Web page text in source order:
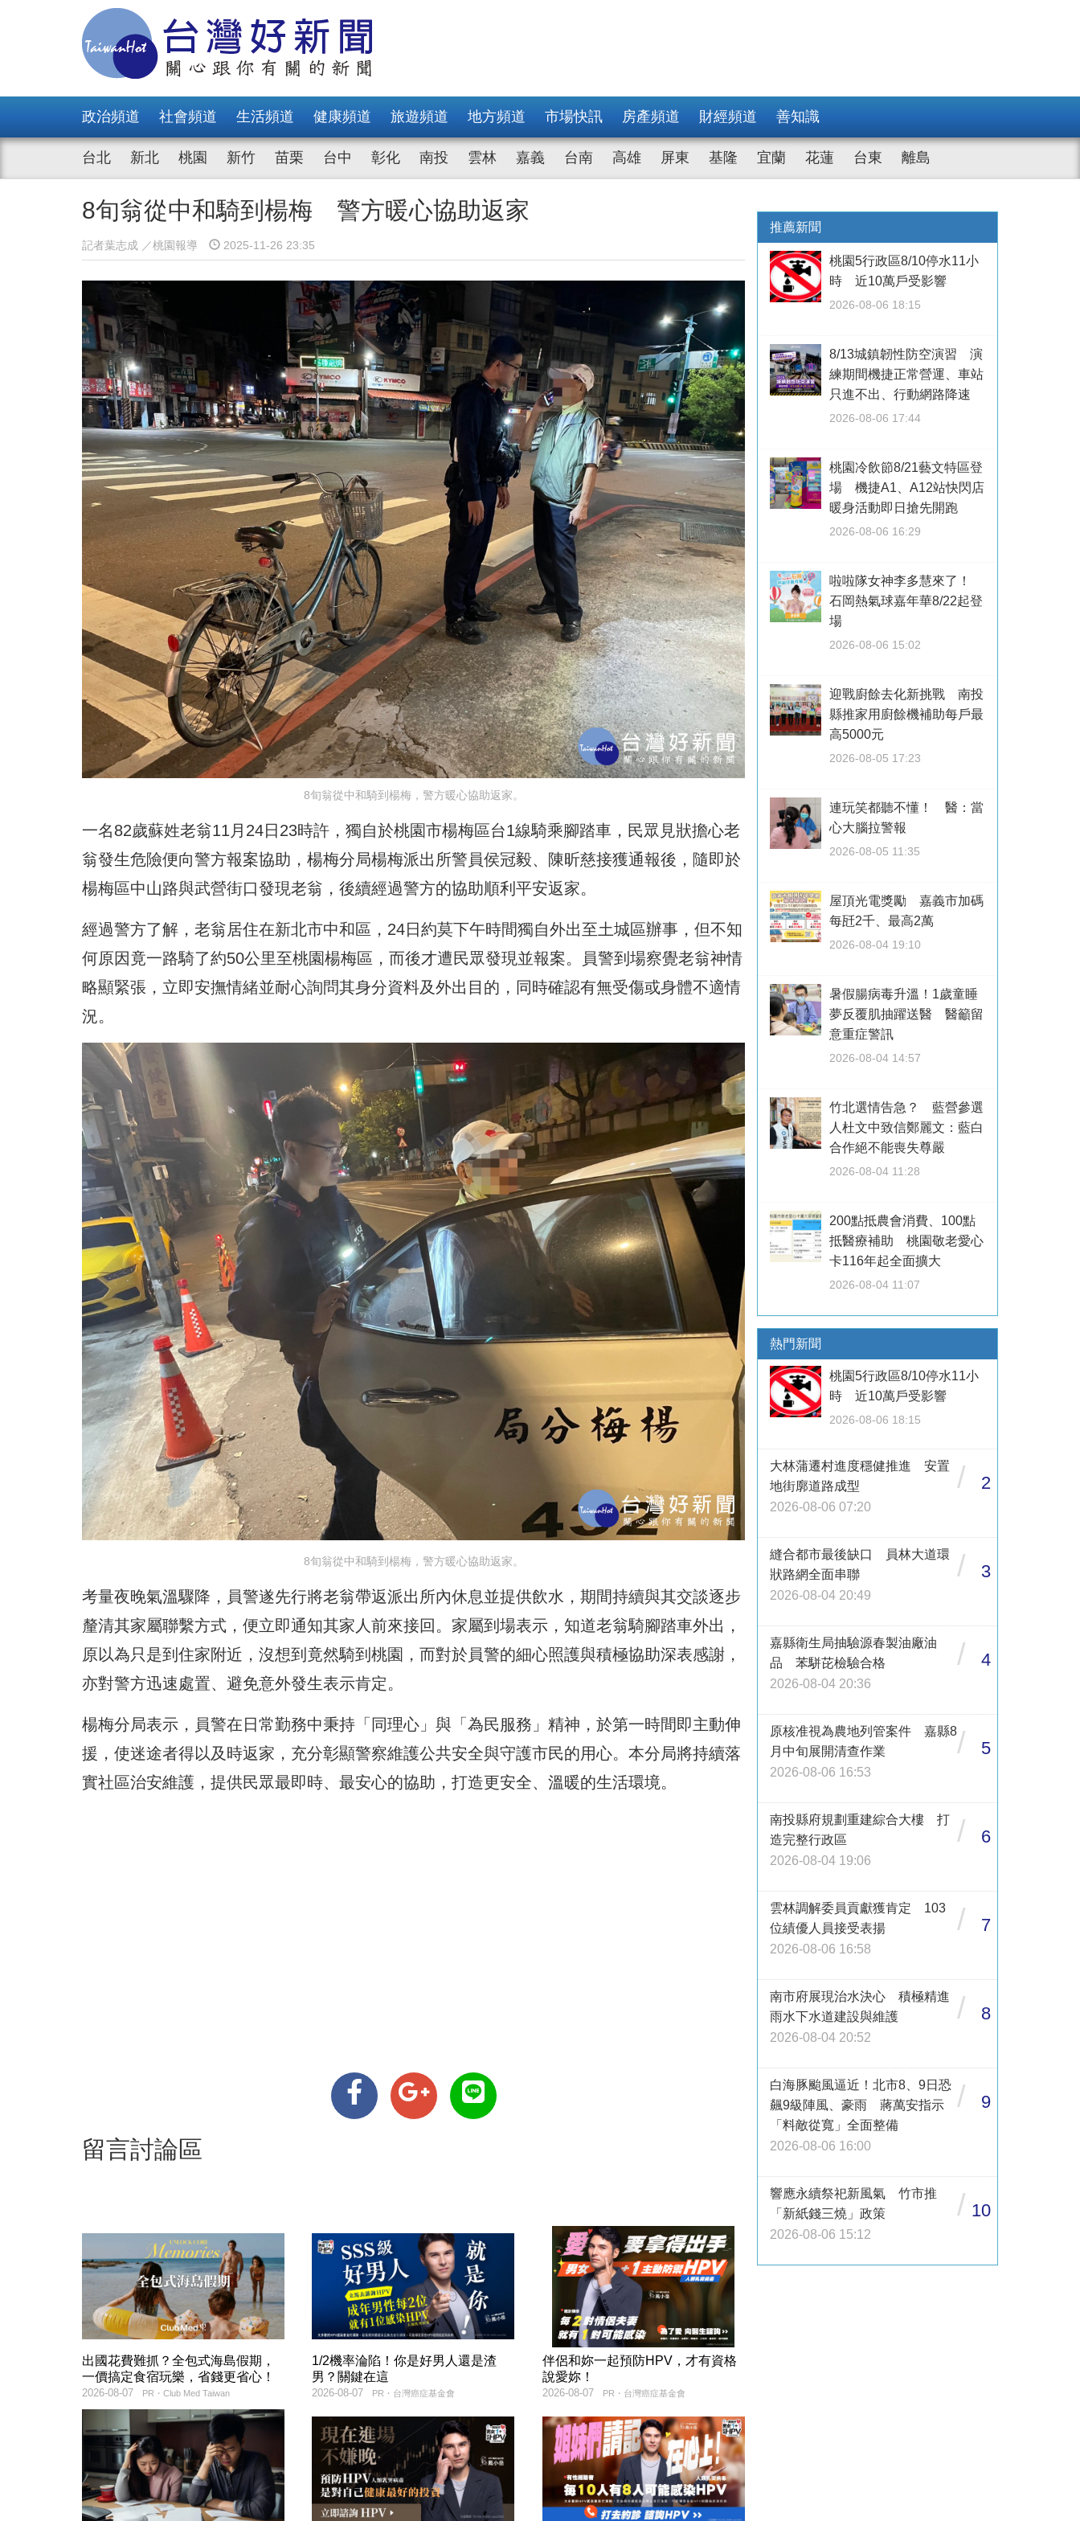
政治頻道 社會頻道 生活頻道 健康頻道 旅遊頻道 地方頻道 市場快訊 房產頻道 財經頻道 善知識
台北 新北 桃園 新竹 苗栗 台中 彰化 南投 雲林 嘉義 台南 高雄 屏東 基隆 宜蘭 花蓮 台東 離島
8旬翁從中和騎到楊梅 警方暖心協助返家
記者葉志成 ／桃園報導 2025-11-26 23:35
8旬翁從中和騎到楊梅，警方暖心協助返家。
一名82歲蘇姓老翁11月24日23時許，獨自於桃園市楊梅區台1線騎乘腳踏車，民眾見狀擔心老
翁發生危險便向警方報案協助，楊梅分局楊梅派出所警員侯冠毅、陳昕慈接獲通報後，隨即於
楊梅區中山路與武營街口發現老翁，後續經過警方的協助順利平安返家。
經過警方了解，老翁居住在新北市中和區，24日約莫下午時間獨自外出至土城區辦事，但不知
何原因竟一路騎了約50公里至桃園楊梅區，而後才遭民眾發現並報案。員警到場察覺老翁神情
略顯緊張，立即安撫情緒並耐心詢問其身分資料及外出目的，同時確認有無受傷或身體不適情
況。
8旬翁從中和騎到楊梅，警方暖心協助返家。
考量夜晚氣溫驟降，員警遂先行將老翁帶返派出所內休息並提供飲水，期間持續與其交談逐步
釐清其家屬聯繫方式，便立即通知其家人前來接回。家屬到場表示，知道老翁騎腳踏車外出，
原以為只是到住家附近，沒想到竟然騎到桃園，而對於員警的細心照護與積極協助深表感謝，
亦對警方迅速處置、避免意外發生表示肯定。
楊梅分局表示，員警在日常勤務中秉持「同理心」與「為民服務」精神，於第一時間即主動伸
援，使迷途者得以及時返家，充分彰顯警察維護公共安全與守護市民的用心。本分局將持續落
實社區治安維護，提供民眾最即時、最安心的協助，打造更安全、溫暖的生活環境。
留言討論區
出國花費難抓？全包式海島假期，
一價搞定食宿玩樂，省錢更省心！
PR・Club Med Taiwan
2026-08-07
1/2機率淪陷！你是好男人還是渣
男？關鍵在這
PR・台灣癌症基金會
2026-08-07
伴侶和妳一起預防HPV，才有資格
說愛妳！
PR・台灣癌症基金會
2026-08-07
推薦新聞
桃園5行政區8/10停水11小
時 近10萬戶受影響
2026-08-06 18:15
8/13城鎮韌性防空演習 演
練期間機捷正常營運、車站
只進不出、行動網路降速
2026-08-06 17:44
桃園冷飲節8/21藝文特區登
場 機捷A1、A12站快閃店
暖身活動即日搶先開跑
2026-08-06 16:29
啦啦隊女神李多慧來了！
石岡熱氣球嘉年華8/22起登
場
2026-08-06 15:02
迎戰廚餘去化新挑戰 南投
縣推家用廚餘機補助每戶最
高5000元
2026-08-05 17:23
連玩笑都聽不懂！ 醫：當
心大腦拉警報
2026-08-05 11:35
屋頂光電獎勵 嘉義市加碼
每瓩2千、最高2萬
2026-08-04 19:10
暑假腸病毒升溫！1歲童睡
夢反覆肌抽躍送醫 醫籲留
意重症警訊
2026-08-04 14:57
竹北選情告急？ 藍營參選
人杜文中致信鄭麗文：藍白
合作絕不能喪失尊嚴
2026-08-04 11:28
200點抵農會消費、100點
抵醫療補助 桃園敬老愛心
卡116年起全面擴大
2026-08-04 11:07
熱門新聞
桃園5行政區8/10停水11小
時 近10萬戶受影響
2026-08-06 18:15
大林蒲遷村進度穩健推進 安置
地街廓道路成型
2026-08-06 07:20
/ 2
縫合都市最後缺口 員林大道環
狀路網全面串聯
2026-08-04 20:49
/ 3
嘉縣衛生局抽驗源春製油廠油
品 苯駢芘檢驗合格
2026-08-04 20:36
/ 4
原核准視為農地列管案件 嘉縣8
月中旬展開清查作業
2026-08-06 16:53
/ 5
南投縣府規劃重建綜合大樓 打
造完整行政區
2026-08-04 19:06
/ 6
雲林調解委員貢獻獲肯定 103
位績優人員接受表揚
2026-08-06 16:58
/ 7
南市府展現治水決心 積極精進
雨水下水道建設與維護
2026-08-04 20:52
/ 8
白海豚颱風逼近！北市8、9日恐
飆9級陣風、豪雨 蔣萬安指示
「料敵從寬」全面整備
2026-08-06 16:00
/ 9
響應永續祭祀新風氣 竹市推
「新紙錢三燒」政策
2026-08-06 15:12
/ 10